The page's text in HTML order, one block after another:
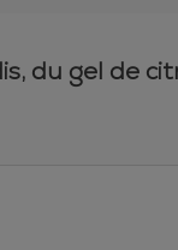
du gel de